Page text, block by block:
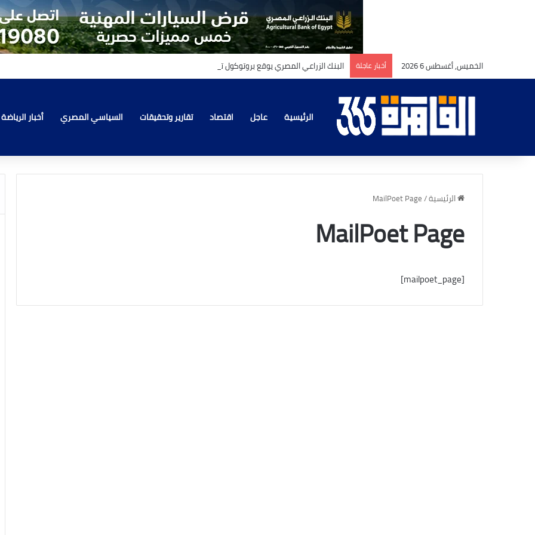
الخميس, أغسطس 6 2026 أخبار عاجلة
الرئيسية عاجل اقتصاد تقارير وتحقيقات السياسي المصري أخبار الرياضة
الرئيسية/
MailPoet Page
MailPoet Page
[mailpoet_page]